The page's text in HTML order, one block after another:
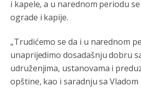
i kapele, a u narednom periodu
ograde i kapije.
„Trudićemo se da i u narednom
unaprijedimo dosadašnju dobru
udruženjima, ustanovama i
opštine, kao i saradnju sa
породицама?
Анонимно2807441
накотило се
Анонимно2807447 8/6/2026
Техеран и нинџе по Палама